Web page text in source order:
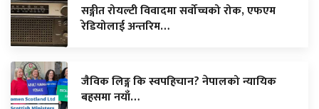
सङ्गीत रोयल्टी विवादमा सर्वोच्चको रोक, एफएम
रेडियोलाई अन्तरिम…
जैविक लिङ्ग कि स्वपहिचान? नेपालको न्यायिक
बहसमा नयाँ…